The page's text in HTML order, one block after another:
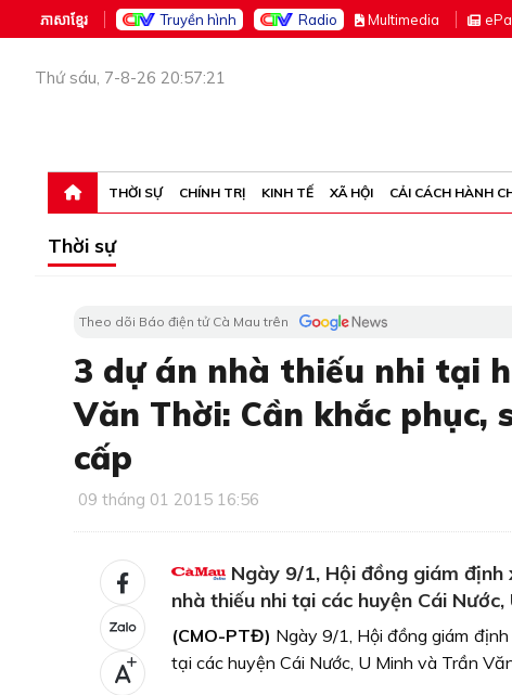
ភាសាខ្មែរ Truyền hình Radio Multimedia eP
Thứ sáu, 7-8-26 20:57:21
THỜI SỰ CHÍNH TRỊ KINH TẾ XÃ HỘI CẢI CÁCH HÀNH
Thời sự
Theo dõi Báo điện tử Cà Mau trên
3 dự án nhà thiếu nhi tại
Văn Thời: Cần khắc phục,
cấp
09 tháng 01 2015 16:56
+
Ngày 9/1, Hội đồng giám
nhà thiếu nhi tại các huyện Cái
(CMO-PTĐ) Ngày 9/1, Hội đồng giám
tại các huyện Cái Nước, U Minh và Trần